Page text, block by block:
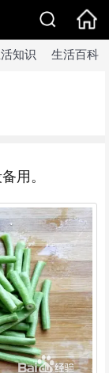
知识 生活百科
用。